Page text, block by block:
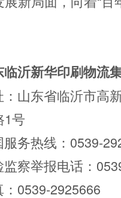
临沂新华印刷物流
：山东省临沂市高
1号
服务热线：0539-
监察举报电话：
0539-2925666